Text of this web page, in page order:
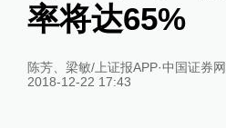
率将达65%
陈芳、梁敏/上证报APP·中国证券网
2018-12-22 17:43